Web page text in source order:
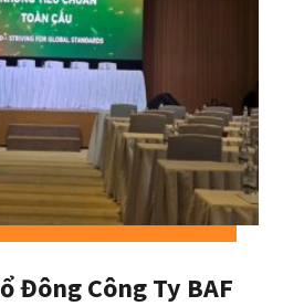
Đông Công Ty BAF